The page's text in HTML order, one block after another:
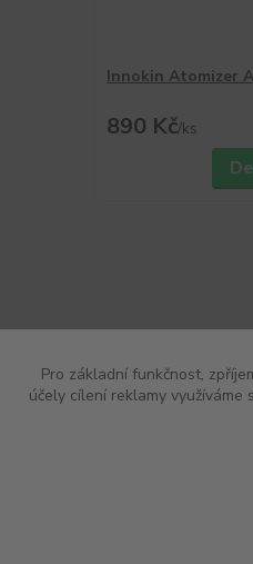
Innokin Atomizer
890 Kč/ks
Pro základní funkčnost,
účely cílení reklamy